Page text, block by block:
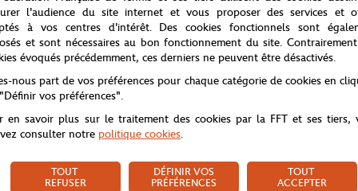
Le devant de ce t-shirt est simple et comprend un logo Roland-
Sicilia. L'artiste contemporain signe une oeuvre abstraite à la fois
l'audience du site internet et vous proposer des services et
à vos centres d'intérêt. Des cookies fonctionnels sont
et sont nécessaires au bon fonctionnement du site.
évoqués précédemment, ces derniers ne peuvent être désactivés.
nous part de vos préférences pour chaque catégorie de cookies en
vos préférences".
en savoir plus sur le traitement des cookies par la FFT et ses tiers,
consulter notre politique cookies.
TOUT
REFUSER
DÉFINIR VOS
PRÉFÉRENCES
TOUT
ACCEPTER